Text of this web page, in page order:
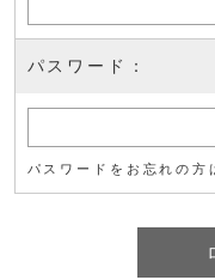
パスワード：
パスワードをお忘れの方